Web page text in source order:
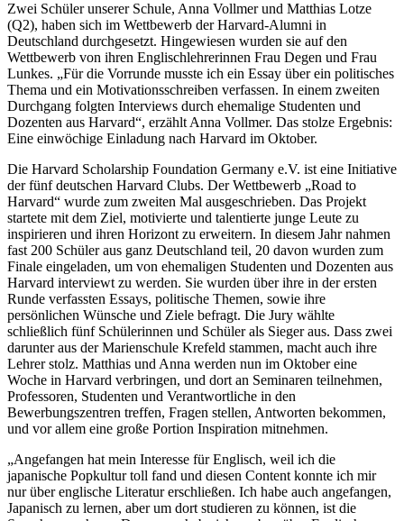
Zwei Schüler unserer Schule, Anna Vollmer und Matthias Lotze
(Q2), haben sich im Wettbewerb der Harvard-Alumni in
Deutschland durchgesetzt. Hingewiesen wurden sie auf den
Wettbewerb von ihren Englischlehrerinnen Frau Degen und Frau
Lunkes. „Für die Vorrunde musste ich ein Essay über ein politisches
Thema und ein Motivationsschreiben verfassen. In einem zweiten
Durchgang folgten Interviews durch ehemalige Studenten und
Dozenten aus Harvard“, erzählt Anna Vollmer. Das stolze Ergebnis:
Eine einwöchige Einladung nach Harvard im Oktober.
Die Harvard Scholarship Foundation Germany e.V. ist eine Initiative
der fünf deutschen Harvard Clubs. Der Wettbewerb „Road to
Harvard“ wurde zum zweiten Mal ausgeschrieben. Das Projekt
startete mit dem Ziel, motivierte und talentierte junge Leute zu
inspirieren und ihren Horizont zu erweitern. In diesem Jahr nahmen
fast 200 Schüler aus ganz Deutschland teil, 20 davon wurden zum
Finale eingeladen, um von ehemaligen Studenten und Dozenten aus
Harvard interviewt zu werden. Sie wurden über ihre in der ersten
Runde verfassten Essays, politische Themen, sowie ihre
persönlichen Wünsche und Ziele befragt. Die Jury wählte
schließlich fünf Schülerinnen und Schüler als Sieger aus. Dass zwei
darunter aus der Marienschule Krefeld stammen, macht auch ihre
Lehrer stolz. Matthias und Anna werden nun im Oktober eine
Woche in Harvard verbringen, und dort an Seminaren teilnehmen,
Professoren, Studenten und Verantwortliche in den
Bewerbungszentren treffen, Fragen stellen, Antworten bekommen,
und vor allem eine große Portion Inspiration mitnehmen.
„Angefangen hat mein Interesse für Englisch, weil ich die
japanische Popkultur toll fand und diesen Content konnte ich mir
nur über englische Literatur erschließen. Ich habe auch angefangen,
Japanisch zu lernen, aber um dort studieren zu können, ist die